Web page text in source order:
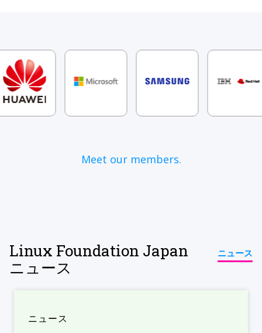
Meet our members.
Linux Foundation Japan
ニュース
ニュース
ニュース